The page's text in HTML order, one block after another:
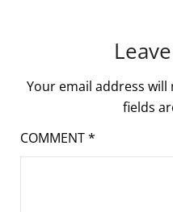
Your email address
fields
COMMENT*